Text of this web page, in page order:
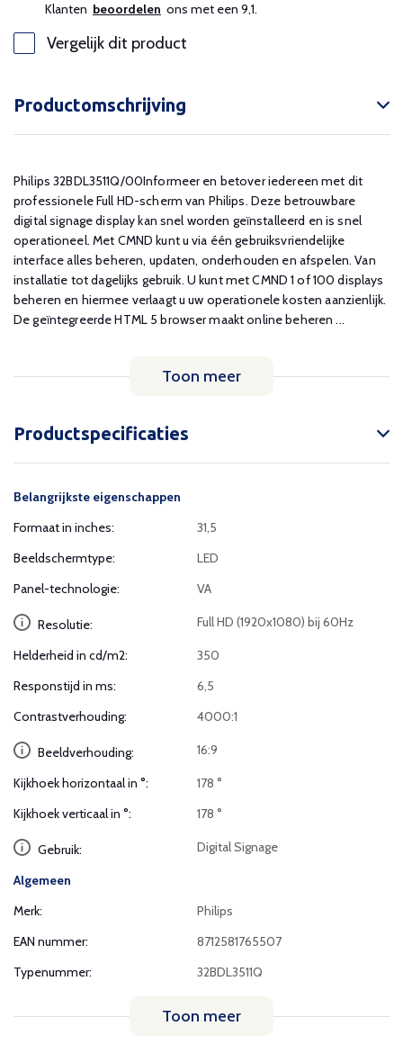
Klanten beoordelen ons met een 9,1.
Vergelijk dit product
Productomschrijving
Philips 32BDL3511Q/00Informeer en betover iedereen met dit
professionele Full HD-scherm van Philips. Deze betrouwbare
digital signage display kan snel worden geïnstalleerd en is snel
operationeel. Met CMND kunt u via één gebruiksvriendelijke
interface alles beheren, updaten, onderhouden en afspelen. Van
installatie tot dagelijks gebruik. U kunt met CMND 1 of 100 displays
beheren en hiermee verlaagt u uw operationele kosten aanzienlijk.
De geïntegreerde HTML 5 browser maakt online beheren ...
Toon meer
Productspecificaties
Belangrijkste eigenschappen
Formaat in inches:
31,5
Beeldschermtype:
LED
Panel-technologie:
VA
Resolutie: Full HD (1920x1080) bij 60Hz
Helderheid in cd/m2:
350
Responstijd in ms:
6,5
Contrastverhouding:
4000:1
Beeldverhouding: 16:9
Kijkhoek horizontaal in °:
178 °
Kijkhoek verticaal in °:
178 °
Gebruik: Digital Signage
Algemeen
Merk:
Philips
EAN nummer:
8712581765507
Typenummer:
32BDL3511Q
Toon meer